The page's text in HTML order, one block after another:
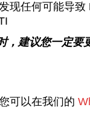
现任何可能导致
建议您一定要
可以在我们的